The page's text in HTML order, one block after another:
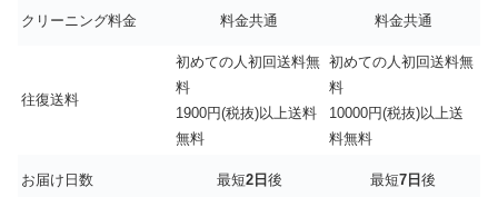
クリーニング料金 料金共通 料金共通
往復送料
初めての人初回送料無
料
1900円(税抜)以上送料
無料
初めての人初回送料無
料
10000円(税抜)以上送
料無料
お届け日数 最短2日 後 最短7日 後